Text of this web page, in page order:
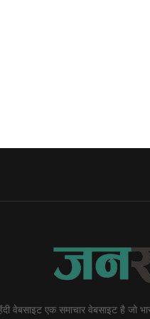
वेबसाइट एक समाचार वेबसाइट है जो